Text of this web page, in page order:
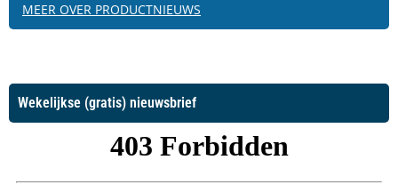
MEER OVER PRODUCTNIEUWS
Wekelijkse (gratis) nieuwsbrief